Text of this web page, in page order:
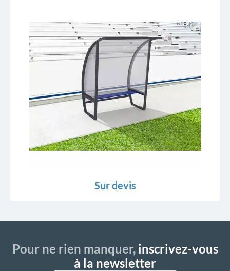
Sur devis
Pour ne rien manquer,inscrivez-vous
à la newsletter